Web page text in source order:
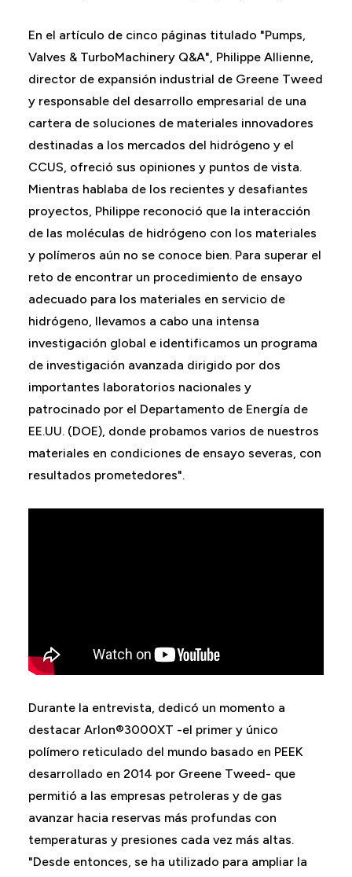
En el artículo de cinco páginas titulado "Pumps,
Valves & TurboMachinery Q&A", Philippe Allienne,
director de expansión industrial de Greene Tweed
y responsable del desarrollo empresarial de una
cartera de soluciones de materiales innovadores
destinadas a los mercados del hidrógeno y el
CCUS, ofreció sus opiniones y puntos de vista.
Mientras hablaba de los recientes y desafiantes
proyectos, Philippe reconoció que la interacción
de las moléculas de hidrógeno con los materiales
y polímeros aún no se conoce bien. Para superar el
reto de encontrar un procedimiento de ensayo
adecuado para los materiales en servicio de
hidrógeno, llevamos a cabo una intensa
investigación global e identificamos un programa
de investigación avanzada dirigido por dos
importantes laboratorios nacionales y
patrocinado por el Departamento de Energía de
EE.UU. (DOE), donde probamos varios de nuestros
materiales en condiciones de ensayo severas, con
resultados prometedores".
Durante la entrevista, dedicó un momento a
destacar Arlon®3000XT -el primer y único
polímero reticulado del mundo basado en PEEK
desarrollado en 2014 por Greene Tweed- que
permitió a las empresas petroleras y de gas
avanzar hacia reservas más profundas con
temperaturas y presiones cada vez más altas.
"Desde entonces, se ha utilizado para ampliar la